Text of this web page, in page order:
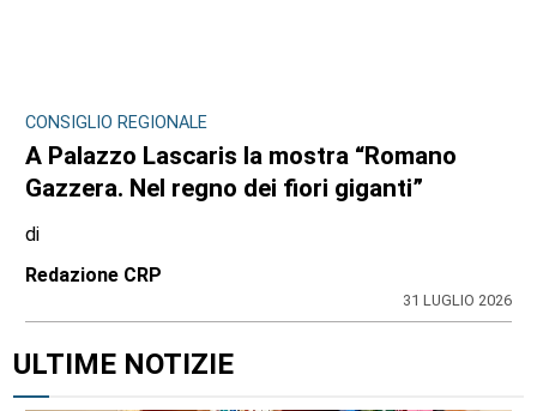
CONSIGLIO REGIONALE
A Palazzo Lascaris la mostra “Romano
Gazzera. Nel regno dei fiori giganti”
di
Redazione CRP
31 LUGLIO 2026
ULTIME NOTIZIE